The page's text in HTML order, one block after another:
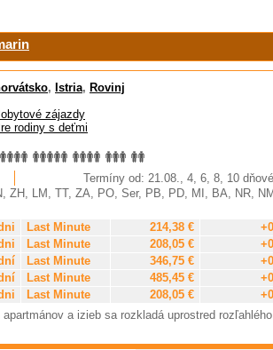
, Istria, Rovinj
zájazdy
rodiny s deťmi
Termíny od: 21.08., 4, 6, 8, 10 dňové
ZH, LM, TT, ZA, PO, Ser, PB, PD, MI, BA, NR,
Last Minute 214,38 €
Last Minute 208,05 €
Last Minute 346,75 €
Last Minute 485,45 €
Last Minute 208,05 €
a izieb sa rozkladá uprostred